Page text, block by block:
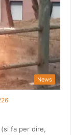
News
(si fa per dire,